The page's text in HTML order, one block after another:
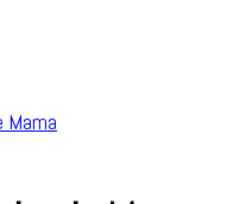
Mama